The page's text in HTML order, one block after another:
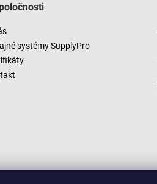
systémy SupplyPro